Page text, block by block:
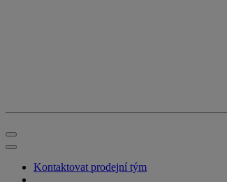
Kontaktovat prodejní tým